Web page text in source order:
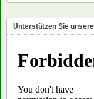
Unterstützen Sie